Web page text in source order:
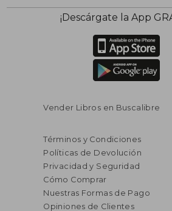
¡Descárgate la App
Vender Libros en Buscalibre
Términos y Condiciones
Políticas de Devolución
Privacidad y Seguridad
Cómo Comprar
Nuestras Formas de Pago
Opiniones de Clientes